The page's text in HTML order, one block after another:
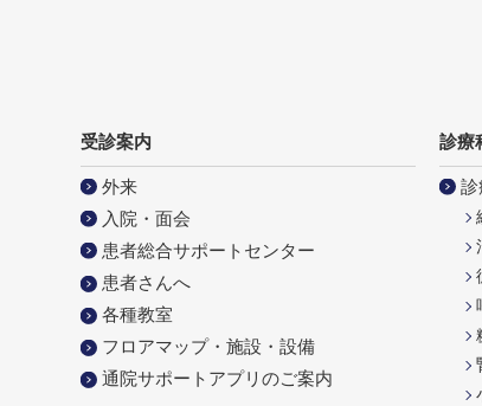
受診案内
外来
入院・面会
患者総合サポートセンター
患者さんへ
各種教室
フロアマップ・施設・設備
通院サポートアプリのご案内
診療
診